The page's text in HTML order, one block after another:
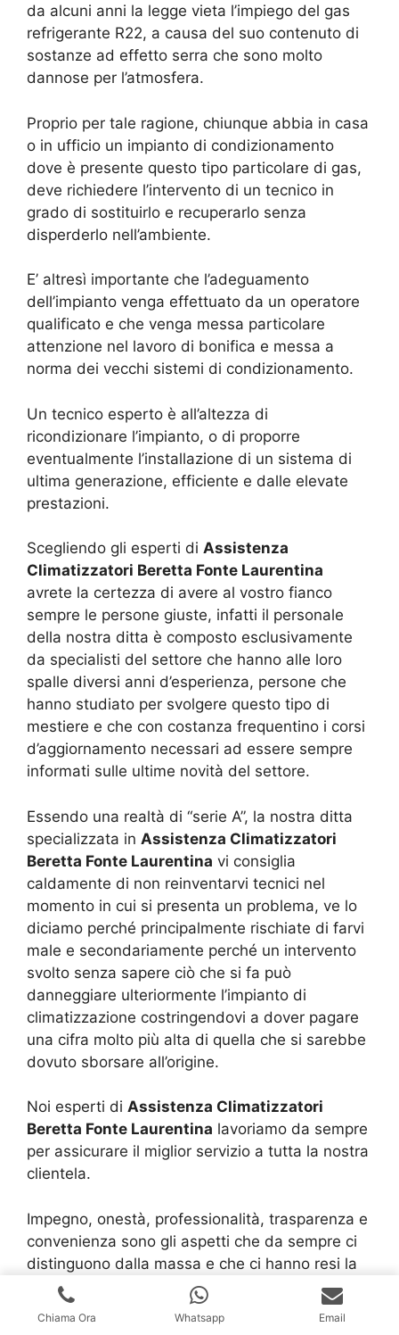
da alcuni anni la legge vieta l’impiego del gas
refrigerante R22, a causa del suo contenuto di
sostanze ad effetto serra che sono molto
dannose per l’atmosfera.
Proprio per tale ragione, chiunque abbia in casa
o in ufficio un impianto di condizionamento
dove è presente questo tipo particolare di gas,
deve richiedere l’intervento di un tecnico in
grado di sostituirlo e recuperarlo senza
disperderlo nell’ambiente.
E’ altresì importante che l’adeguamento
dell’impianto venga effettuato da un operatore
qualificato e che venga messa particolare
attenzione nel lavoro di bonifica e messa a
norma dei vecchi sistemi di condizionamento.
Un tecnico esperto è all’altezza di
ricondizionare l’impianto, o di proporre
eventualmente l’installazione di un sistema di
ultima generazione, efficiente e dalle elevate
prestazioni.
Scegliendo gli esperti di Assistenza
Climatizzatori Beretta Fonte Laurentina
avrete la certezza di avere al vostro fianco
sempre le persone giuste, infatti il personale
della nostra ditta è composto esclusivamente
da specialisti del settore che hanno alle loro
spalle diversi anni d’esperienza, persone che
hanno studiato per svolgere questo tipo di
mestiere e che con costanza frequentino i corsi
d’aggiornamento necessari ad essere sempre
informati sulle ultime novità del settore.
Essendo una realtà di “serie A”, la nostra ditta
specializzata in Assistenza Climatizzatori
Beretta Fonte Laurentina vi consiglia
caldamente di non reinventarvi tecnici nel
momento in cui si presenta un problema, ve lo
diciamo perché principalmente rischiate di farvi
male e secondariamente perché un intervento
svolto senza sapere ciò che si fa può
danneggiare ulteriormente l’impianto di
climatizzazione costringendovi a dover pagare
una cifra molto più alta di quella che si sarebbe
dovuto sborsare all’origine.
Noi esperti di Assistenza Climatizzatori
Beretta Fonte Laurentina lavoriamo da sempre
per assicurare il miglior servizio a tutta la nostra
clientela.
Impegno, onestà, professionalità, trasparenza e
convenienza sono gli aspetti che da sempre ci
distinguono dalla massa e che ci hanno resi la
realtà richiesta e rinomata che tutt’ora siamo.
Chiama Ora Whatsapp Email